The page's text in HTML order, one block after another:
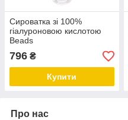
Сироватка зі 100%
гіалуроновою кислотою
Beads
796 ₴
Купити
Про нас